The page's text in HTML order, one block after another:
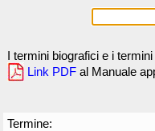
I termini biografici e i
Link PDF al Manuale
Termine: